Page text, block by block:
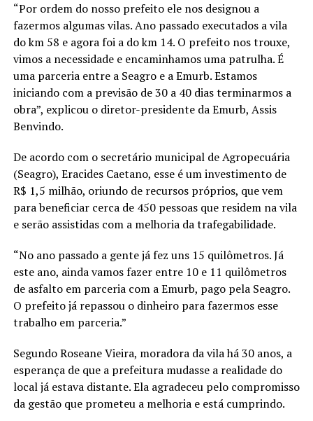
“Por ordem do nosso prefeito ele nos designou a
fazermos algumas vilas. Ano passado executados a vila
do km 58 e agora foi a do km 14. O prefeito nos trouxe,
vimos a necessidade e encaminhamos uma patrulha. É
uma parceria entre a Seagro e a Emurb. Estamos
iniciando com a previsão de 30 a 40 dias terminarmos a
obra”, explicou o diretor-presidente da Emurb, Assis
Benvindo.
De acordo com o secretário municipal de Agropecuária
(Seagro), Eracides Caetano, esse é um investimento de
R$ 1,5 milhão, oriundo de recursos próprios, que vem
para beneficiar cerca de 450 pessoas que residem na vila
e serão assistidas com a melhoria da trafegabilidade.
“No ano passado a gente já fez uns 15 quilômetros. Já
este ano, ainda vamos fazer entre 10 e 11 quilômetros
de asfalto em parceria com a Emurb, pago pela Seagro.
O prefeito já repassou o dinheiro para fazermos esse
trabalho em parceria.”
Segundo Roseane Vieira, moradora da vila há 30 anos, a
esperança de que a prefeitura mudasse a realidade do
local já estava distante. Ela agradeceu pelo compromisso
da gestão que prometeu a melhoria e está cumprindo.